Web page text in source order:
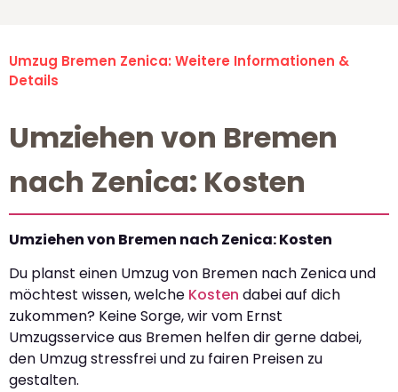
Umzug Bremen Zenica: Weitere Informationen &
Details
Umziehen von Bremen
nach Zenica: Kosten
Umziehen von Bremen nach Zenica: Kosten
Du planst einen Umzug von Bremen nach Zenica und
möchtest wissen, welche Kosten dabei auf dich
zukommen? Keine Sorge, wir vom Ernst
Umzugsservice aus Bremen helfen dir gerne dabei,
den Umzug stressfrei und zu fairen Preisen zu
gestalten.